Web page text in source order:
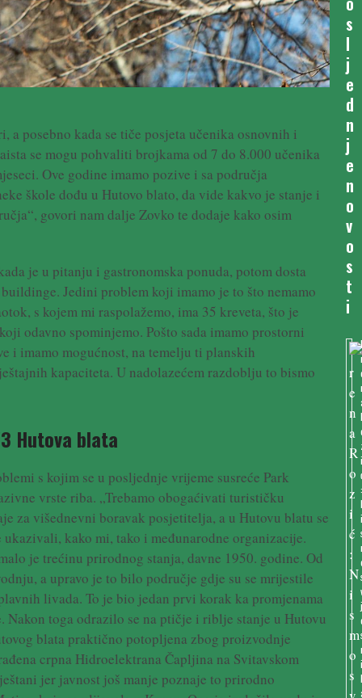
a posebno kada se tiče posjeta učenika osnovnih i
se mogu pohvaliti brojkama od 7 do 8.000 učenika
Ove godine imamo pozive i sa područja
škole dođu u Hutovo blato, da vide kakvo je stanje i
govori nam dalje Zovko te dodaje kako osim
je u pitanju i gastronomska ponuda, potom dosta
Jedini problem koji imamo je to što nemamo
s kojem mi raspolažemo, ima 35 kreveta, što je
odavno spominjemo. Pošto sada imamo prostorni
i imamo mogućnost, na temelju ti planskih
kapaciteta. U nadolazećem razdoblju to bismo
Hutova blata
s kojim se u posljednje vrijeme susreće Park
vrste riba. „Trebamo obogaćivati turističku
za višednevni boravak posjetitelja, a u Hutovu blatu se
kako mi, tako i međunarodne organizacije.
je trećinu prirodnog stanja, davne 1950. godine. Od
a upravo je to bilo područje gdje su se mrijestile
livada. To je bio jedan prvi korak ka promjenama
Nakon toga odrazilo se na ptičje i riblje stanje u Hutovu
blata praktično potopljena zbog proizvodnje
crpna Hidroelektrana Čapljina na Svitavskom
jer javnost još manje poznaje to prirodno
s
l
j
e
d
n
j
e
n
o
v
o
s
t
i
I
i
:
i
j
i